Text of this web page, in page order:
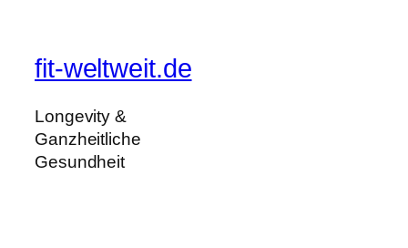
fit-weltweit.de
Longevity &
Ganzheitliche
Gesundheit